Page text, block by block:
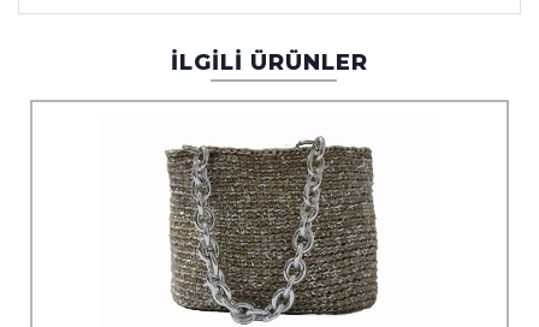
İLGİLİ ÜRÜNLER